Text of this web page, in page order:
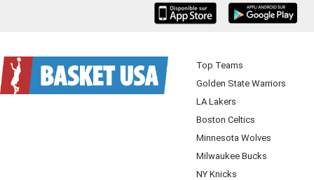
Top Teams
Golden State Warriors
LA Lakers
Boston Celtics
Minnesota Wolves
Milwaukee Bucks
NY Knicks